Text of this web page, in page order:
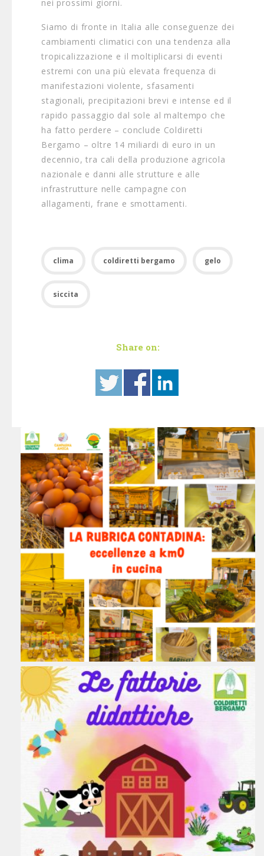
nei prossimi giorni.
Siamo di fronte in Italia alle conseguenze dei
cambiamenti climatici con una tendenza alla
tropicalizzazione e il moltiplicarsi di eventi
estremi con una più elevata frequenza di
manifestazioni violente, sfasamenti
stagionali, precipitazioni brevi e intense ed il
rapido passaggio dal sole al maltempo che
ha fatto perdere – conclude Coldiretti
Bergamo – oltre 14 miliardi di euro in un
decennio, tra cali della produzione agricola
nazionale e danni alle strutture e alle
infrastrutture nelle campagne con
allagamenti, frane e smottamenti.
clima coldiretti bergamo gelo
siccita
Share on: